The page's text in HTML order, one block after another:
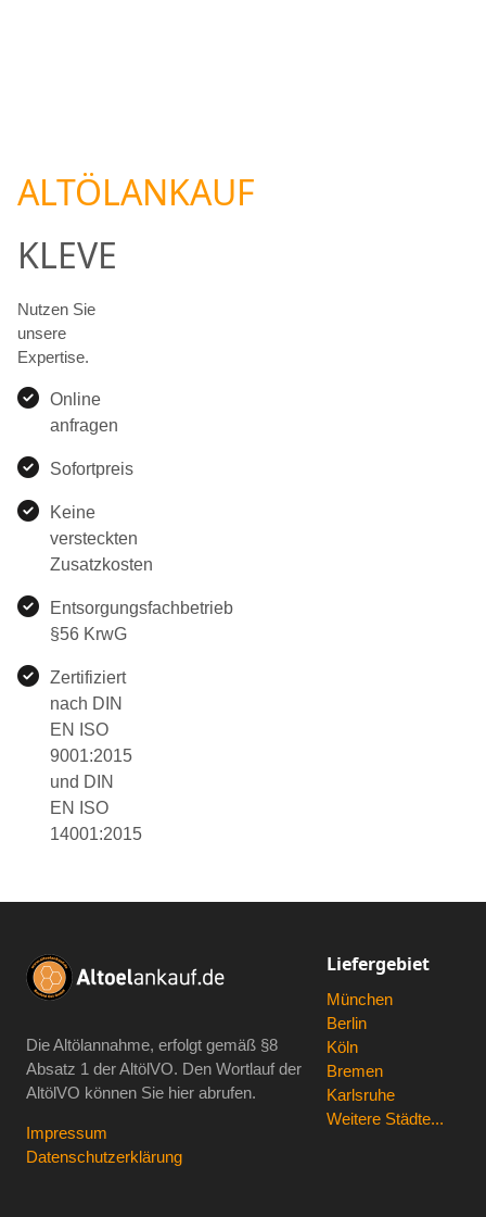
ALTÖLANKAUF
KLEVE
Nutzen Sie
unsere
Expertise.
Online
anfragen
Sofortpreis
Keine
versteckten
Zusatzkosten
Entsorgungsfachbetrieb
§56 KrwG
Zertifiziert
nach DIN
EN ISO
9001:2015
und DIN
EN ISO
14001:2015
Die Altölannahme, erfolgt gemäß §8
Absatz 1 der AltölVO. Den Wortlauf der
AltölVO können Sie hier abrufen.
Impressum
Datenschutzerklärung
Liefergebiet
München
Berlin
Köln
Bremen
Karlsruhe
Weitere Städte...